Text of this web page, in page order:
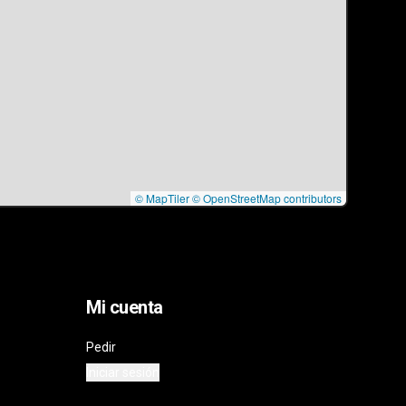
© MapTiler© OpenStreetMap contributors
Mi cuenta
Pedir